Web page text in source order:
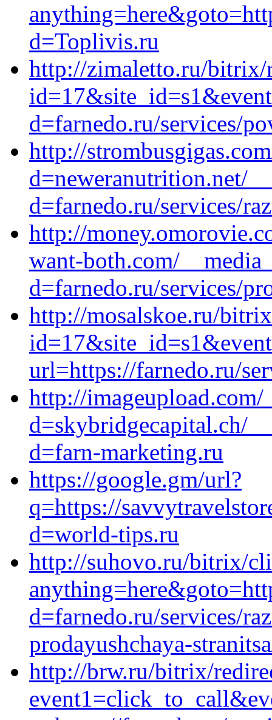
d=Toplivis.ru
http://zimaletto.ru/bitrix/
d=farnedo.ru/services/
http://
d=neweranutrition.net/
d=farnedo.ru/services/
http://
want-both.com/
d=farnedo.ru/services/
http://mosalskoe.ru/
url=https://farnedo.ru/
http://imageupload.com/
d=skybridgecapital.ch/
d=farn-marketing.ru
https://google.gm/url?
q=https://
d=world-tips.ru
http://suhovo.ru/bitrix/
d=farnedo.ru/services/
prodayushchaya-
http://brw.ru/bitrix/